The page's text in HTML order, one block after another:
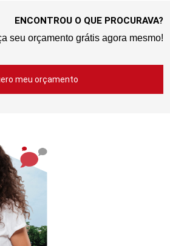
ENCONTROU O QUE PROCURAVA?
seu orçamento grátis agora mesmo!
meu orçamento